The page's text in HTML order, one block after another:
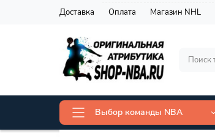
Доставка Оплата Магазин NHL
Выбор команды NBA